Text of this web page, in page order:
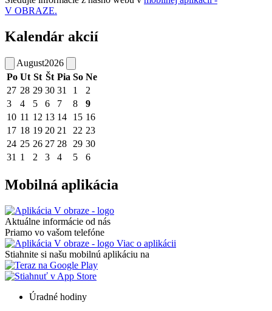
V OBRAZE.
Kalendár akcií
August2026
Po Ut St Št Pia So Ne
27 28 29 30 31 1
2
3
4 5 6 7 8
9
10 11 12 13 14 15 16
17 18 19 20 21 22 23
24 25 26 27 28 29 30
31 1 2 3 4 5 6
Mobilná aplikácia
Aktuálne informácie od nás
Priamo vo vašom telefóne
Viac o aplikácii
Stiahnite si našu mobilnú aplikáciu na
Úradné hodiny